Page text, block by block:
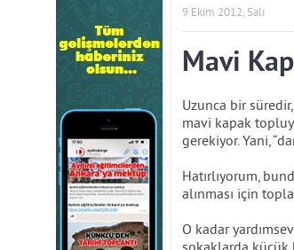
9 Ekim 2012, Salı
Mavi
Uzunca bir
mavi kapak
gerekiyor. Yani,
Hatırlıyorum,
alınması için
O kadar
sokaklarda küçük